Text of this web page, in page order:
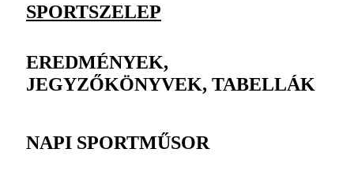
SPORTSZELEP
EREDMÉNYEK,
JEGYZŐKÖNYVEK, TABELLÁK
NAPI SPORTMŰSOR